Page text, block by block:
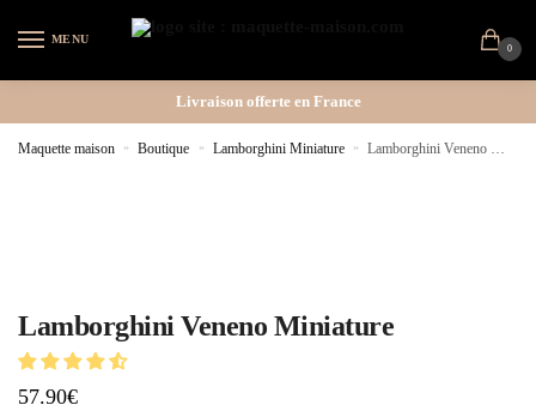
MENU
0
Livraison offerte en France
Maquette maison » Boutique » Lamborghini Miniature » Lamborghini Veneno Miniature
Lamborghini Veneno Miniature
57.90€